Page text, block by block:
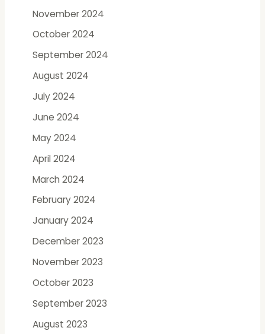
November 2024
October 2024
September 2024
August 2024
July 2024
June 2024
May 2024
April 2024
March 2024
February 2024
January 2024
December 2023
November 2023
October 2023
September 2023
August 2023